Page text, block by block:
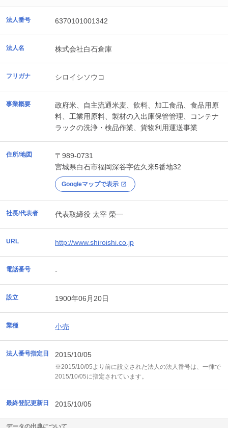
法人番号 6370101001342
法人名 株式会社白石倉庫
フリガナ シロイシソウコ
事業概要
政府米、自主流通米麦、飲料、加工食品、食品用原
料、工業用原料、製材の入出庫保管管理、コンテナ
ラックの洗浄・検品作業、貨物利用運送事業
住所/地図
〒989-0731
宮城県白石市福岡深谷字佐久来5番地32
Googleマップで表示
社長/代表者 代表取締役 太宰 榮一
URL http://www.shiroishi.co.jp
電話番号 -
設立 1900年06月20日
業種 小売
法人番号指定日 2015/10/05
※2015/10/05より前に設立された法人の法人番号は、一律で
2015/10/05に指定されています。
最終登記更新日 2015/10/05
データの出典について